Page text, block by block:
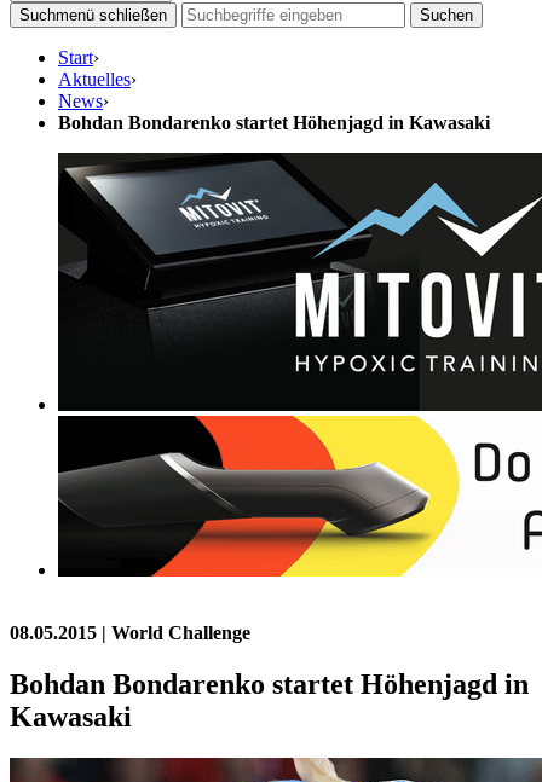
Suchmenü schließen
Suchen
Start›
Aktuelles›
News›
Bohdan Bondarenko startet Höhenjagd in Kawasaki
08.05.2015 | World Challenge
Bohdan Bondarenko startet Höhenjagd in
Kawasaki